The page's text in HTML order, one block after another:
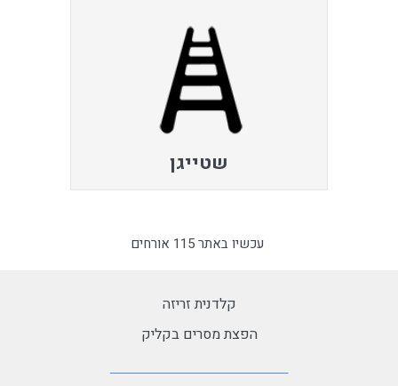
שטייגן
עכשיו באתר 115 אורחים
קלדנית זריזה
הפצת מסרים בקליק